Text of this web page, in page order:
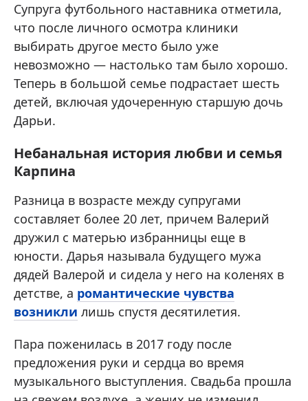
Супруга футбольного наставника отметила,
что после личного осмотра клиники
выбирать другое место было уже
невозможно — настолько там было хорошо.
Теперь в большой семье подрастает шесть
детей, включая удочеренную старшую дочь
Дарьи.
Небанальная история любви и семья
Карпина
Разница в возрасте между супругами
составляет более 20 лет, причем Валерий
дружил с матерью избранницы еще в
юности. Дарья называла будущего мужа
дядей Валерой и сидела у него на коленях в
детстве, а романтические чувства
возникли лишь спустя десятилетия.
Пара поженилась в 2017 году после
предложения руки и сердца во время
музыкального выступления. Свадьба прошла